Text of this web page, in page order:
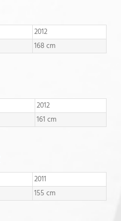
2012
168 cm
2012
161 cm
2011
155 cm